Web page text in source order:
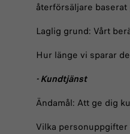
återförsäljare
Laglig grund: Vårt
Hur länge vi sparar
- Kundtjänst
Ändamål: Att ge dig
Vilka personuppgifter